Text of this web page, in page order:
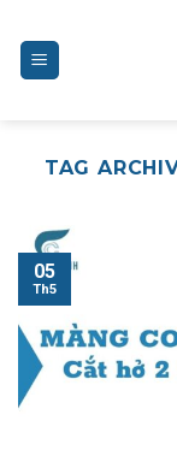
content
TAG
05
Th5